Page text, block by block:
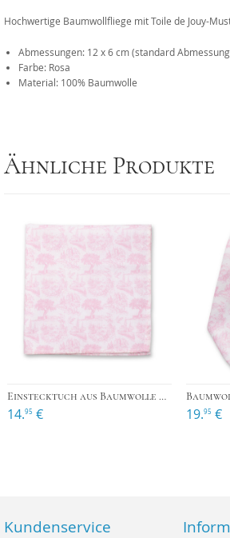
Hochwertige Baumwollfliege mit Toile de Jouy-
Abmessungen: 12 x 6 cm (standard
Farbe: Rosa
Material: 100% Baumwolle
Ähnliche Produkte
Einstecktuch aus Baumwolle Toile de Jouy - Hellrosa
14.95 € 19.95 €
Kundenservice